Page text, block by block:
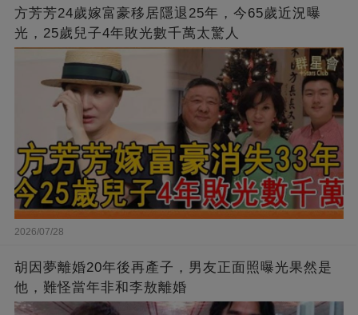
方芳芳24歲嫁富豪移居隱退25年，今65歲近況曝
光，25歲兒子4年敗光數千萬太驚人
2026/07/28
胡因夢離婚20年後再產子，男友正面照曝光果然是
他，難怪當年非和李敖離婚